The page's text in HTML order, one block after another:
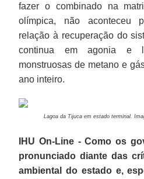
fazer o combinado na
olímpica, não aconteceu
relação à recuperação do
continua em agonia e
monstruosas de metano e
ano inteiro.
Lagoa da Tijuca em estado terminal.
IHU On-Line - Como os
pronunciado diante das
ambiental do estado e,